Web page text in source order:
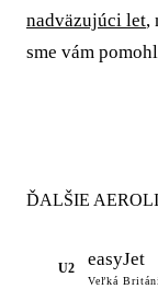
nadväzujúci let,
sme vám
ĎALŠIE
U2 easyJet
Veľká